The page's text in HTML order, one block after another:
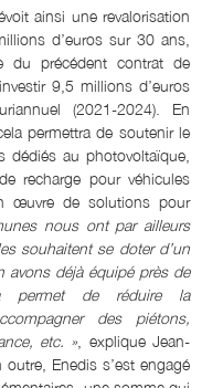
ainsi une revalorisation
d’euros sur 30 ans,
du précédent contrat de
9,5 millions d’euros
(2021-2024). En
permettra de soutenir le
dédiés au photovoltaïque,
recharge pour véhicules
œuvre de solutions pour
nous ont par ailleurs
souhaitent se doter d’un
avons déjà équipé près de
permet de réduire la
des piétons,
etc. » , explique Jean-
Enedis s’est engagé